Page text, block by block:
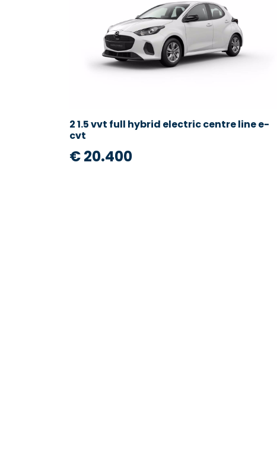
2 1.5 vvt full hybrid electric centre line e-
cvt
€ 20.400